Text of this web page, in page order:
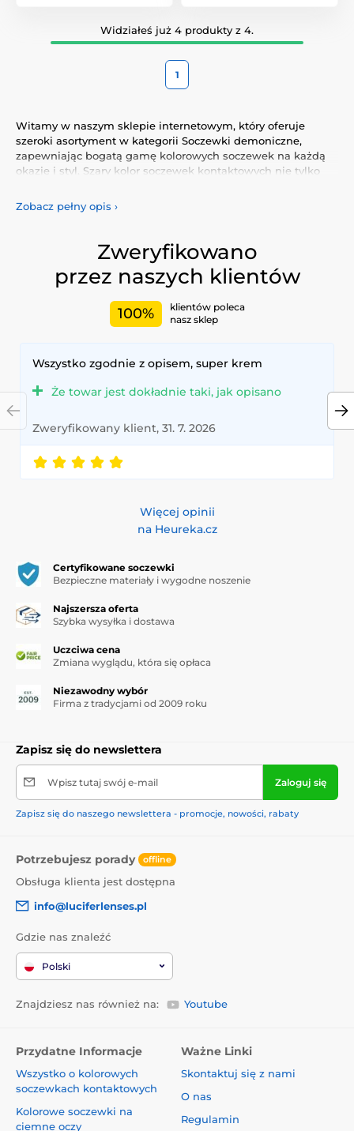
Widziałeś już 4 produkty z 4.
1
Witamy w naszym sklepie internetowym, który oferuje
szeroki asortyment w kategorii Soczewki demoniczne,
zapewniając bogatą gamę kolorowych soczewek na każdą
okazję i styl. Szary kolor soczewek kontaktowych nie tylko
wyrazić swoją osobowość i wyjątkowość.
gwarantują komfort i bezpieczeństwo przez cały dzień.
Dodaj trochę koloru do swojego życia dzięki naszym
wysokiej jakości soczewkom, spełniającym najwyższe
standardy jakości i wygody.
Zobacz pełny opis ›
Zweryfikowano
przez naszych klientów
100%
klientów poleca
nasz sklep
Wszystko zgodnie z opisem, super krem
Że towar jest dokładnie taki, jak opisano
Zweryfikowany klient, 31. 7. 2026
Więcej opinii
na Heureka.cz
Certyfikowane soczewki
Bezpieczne materiały i wygodne noszenie
Najszersza oferta
Szybka wysyłka i dostawa
Uczciwa cena
Zmiana wyglądu, która się opłaca
Niezawodny wybór
Firma z tradycjami od 2009 roku
Zapisz się do newslettera
Wpisz tutaj swój e-mail Zaloguj się
Zapisz się do naszego newslettera - promocje, nowości, rabaty
Potrzebujesz porady offline
Obsługa klienta jest dostępna
info@luciferlenses.pl
Gdzie nas znaleźć
Polski
Znajdziesz nas również na: Youtube
Przydatne Informacje
Wszystko o kolorowych
soczewkach kontaktowych
Kolorowe soczewki na
ciemne oczy
Ważne Linki
Skontaktuj się z nami
O nas
Regulamin